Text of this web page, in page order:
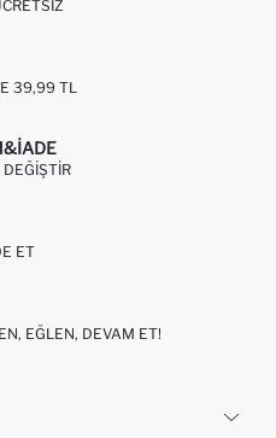
39,99 TL
ET
EĞLEN, DEVAM ET!